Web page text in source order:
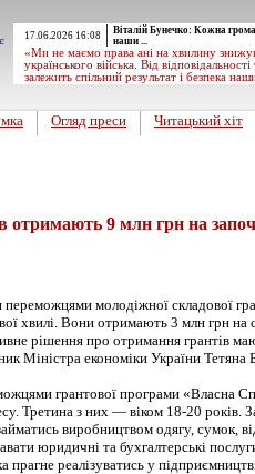
17.06.2026 16:08
Віталій Бунечко: Кожна
наши ...
«Ми не маємо права ані на хвилину
українського війська. Від
залежить спільний результат і безпека
Огляд преси Читацький хіт
отримають 9 млн грн на
переможцями молодіжної складової
хвилі. Вони отримають 3 млн грн на
рішення про отримання грантів
Міністра економіки України Тетяна
грантової програми «Власна
Третина з них — віком 18-20 років.
виробництвом одягу, сумок,
юридичні та бухгалтерські
реалізуватись у